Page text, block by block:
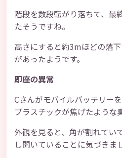
階段を数段転がり落ちて、最
たそうですね。
高さにすると約3mほどの落
があったようです。
即座の異常
Cさんがモバイルバッテリー
プラスチックが焦げたような
外観を見ると、角が割れてい
し開いていることに気づきま